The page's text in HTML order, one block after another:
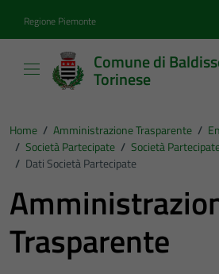
Regione Piemonte
Comune di
Torinese
Home / Amministrazione Trasparente /
/ Società Partecipate / Società
/ Dati Società Partecipate
Trasparente